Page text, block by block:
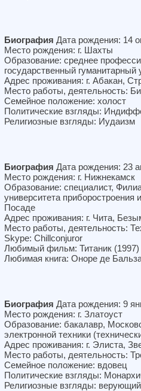
Биография Дата рождения: 14
Место рождения: г. Шахты
Образование: среднее
государственный гуманитарный
Адрес проживания: г. Абакан,
Место работы, деятельность:
Семейное положение: холост
Политические взгляды:
Религиозные взгляды: Иудаизм
Биография Дата рождения: 23
Место рождения: г. Нижнекамск
Образование: специалист,
университета приборостроения
Посаде
Адрес проживания: г. Чита,
Место работы, деятельность:
Skype: Chillconjuror
Любимый фильм: Титаник (1997)
Любимая книга: Оноре де
Биография Дата рождения: 9
Место рождения: г. Златоуст
Образование: бакалавр,
электронной техники
Адрес проживания: г. Элиста,
Место работы, деятельность:
Семейное положение: вдовец
Политические взгляды:
Религиозные взгляды: верующий